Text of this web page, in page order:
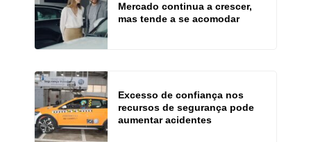
Mercado continua a crescer,
mas tende a se acomodar
Excesso de confiança nos
recursos de segurança pode
aumentar acidentes